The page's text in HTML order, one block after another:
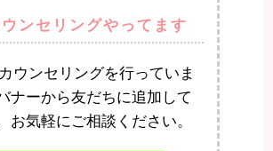
ンセリングやってます
ウンセリングを行っていま
ナーから友だちに追加して
お気軽にご相談ください。